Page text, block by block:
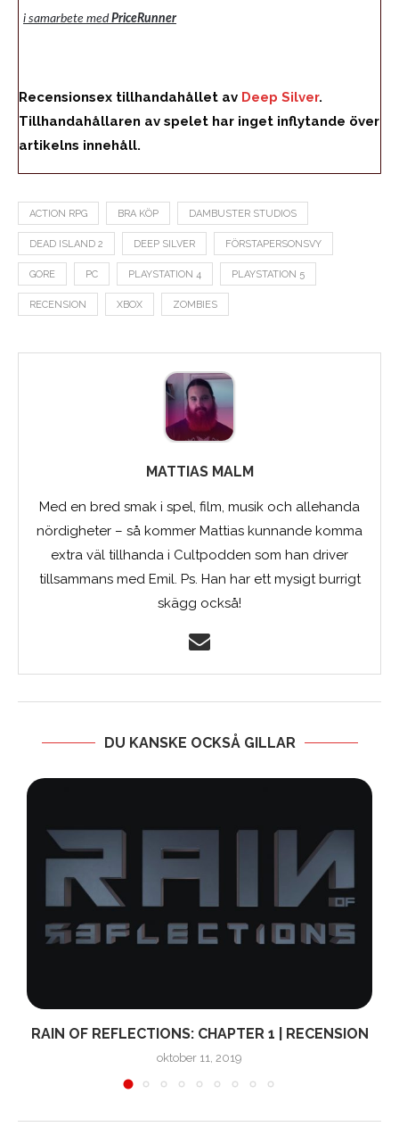
i samarbete med PriceRunner
Recensionsex tillhandahållet av Deep Silver.
Tillhandahållaren av spelet har inget inflytande över
artikelns innehåll.
ACTION RPG BRA KÖP DAMBUSTER STUDIOS
DEAD ISLAND 2 DEEP SILVER FÖRSTAPERSONSVY
GORE PC PLAYSTATION 4 PLAYSTATION 5
RECENSION XBOX ZOMBIES
MATTIAS MALM
Med en bred smak i spel, film, musik och allehanda
nördigheter – så kommer Mattias kunnande komma
extra väl tillhanda i Cultpodden som han driver
tillsammans med Emil. Ps. Han har ett mysigt burrigt
skägg också!
DU KANSKE OCKSÅ GILLAR
RAIN OF REFLECTIONS: CHAPTER 1 | RECENSION
oktober 11, 2019